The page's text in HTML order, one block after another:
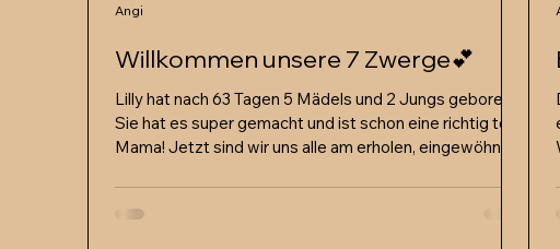
Willkommen unsere 7 Zwerge💕
Lilly hat nach 63 Tagen 5 Mädels und 2 Jungs geboren.
Sie hat es super gemacht und ist schon eine richtig tolle
Mama! Jetzt sind wir uns alle am erholen, eingewöhnen
wunderschön! 🤗 Weitere Bilder und Informationen
Angi